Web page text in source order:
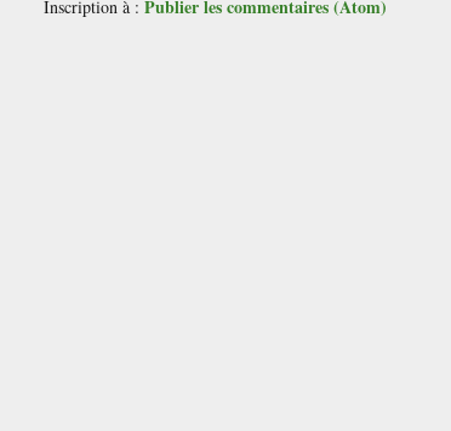
Inscription à : Publier les commentaires (Atom)